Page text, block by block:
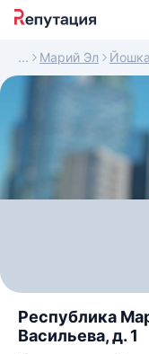
Марий Эл
Республика
Васильева, д. 1